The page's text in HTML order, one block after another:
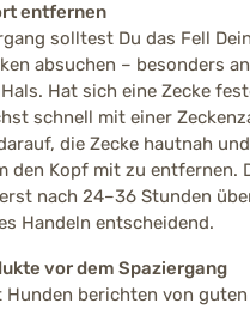
entfernen
solltest Du das Fell
absuchen – besonders
Hat sich eine Zecke
schnell mit einer
die Zecke hautnah
den Kopf mit zu entfernen.
nach 24–36 Stunden
Handeln entscheidend.
vor dem Spaziergang
Hunden berichten von guten